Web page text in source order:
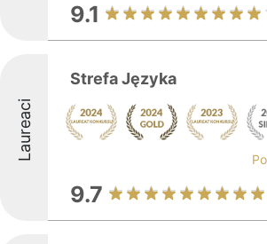
9.1
Laureaci
Strefa Języka
9.7